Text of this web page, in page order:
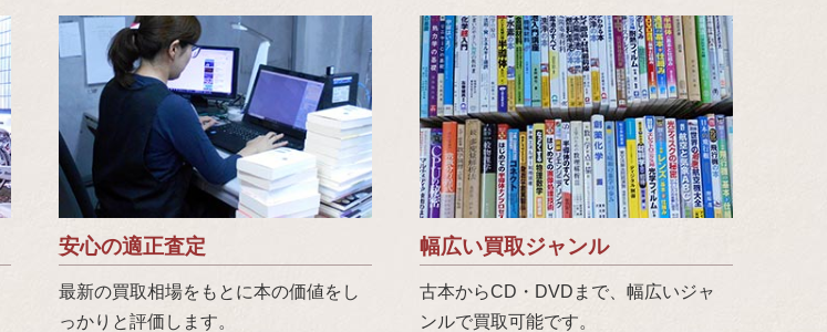
安心の適正査定
最新の買取相場をもとに本の価値をし
っかりと評価します。
幅広い買取ジャンル
古本からCD・DVDまで、幅広いジャ
ンルで買取可能です。